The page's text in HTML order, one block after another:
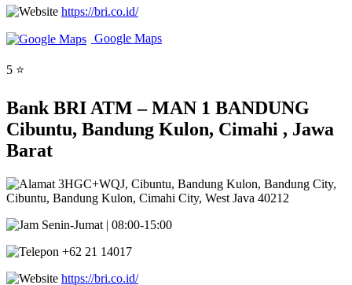
https://bri.co.id/
Google Maps
5 ⭐
Bank BRI ATM – MAN 1 BANDUNG
Cibuntu, Bandung Kulon, Cimahi , Jawa
Barat
3HGC+WQJ, Cibuntu, Bandung Kulon, Bandung City,
Cibuntu, Bandung Kulon, Cimahi City, West Java 40212
Senin-Jumat | 08:00-15:00
+62 21 14017
https://bri.co.id/